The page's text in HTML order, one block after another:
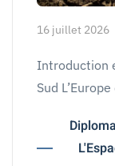
16 juillet 2026
Introduction
Sud